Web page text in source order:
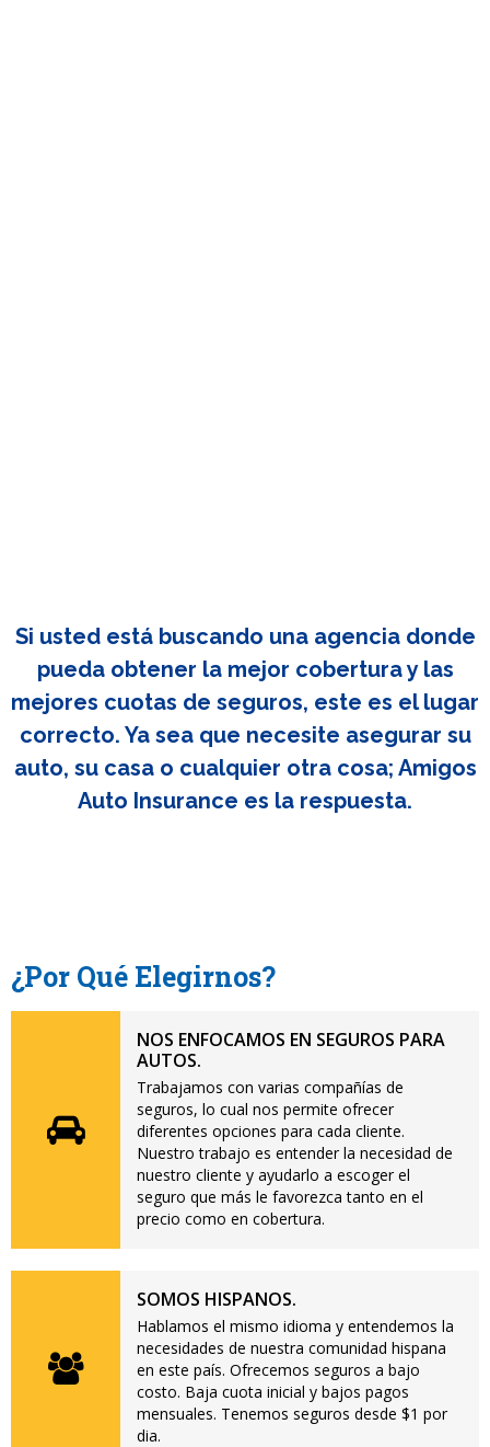
Si usted está buscando una agencia donde
pueda obtener la mejor cobertura y las
mejores cuotas de seguros, este es el lugar
correcto. Ya sea que necesite asegurar su
auto, su casa o cualquier otra cosa; Amigos
Auto Insurance es la respuesta.
¿Por Qué Elegirnos?
NOS ENFOCAMOS EN SEGUROS PARA
AUTOS.
Trabajamos con varias compañías de
seguros, lo cual nos permite ofrecer
diferentes opciones para cada cliente.
Nuestro trabajo es entender la necesidad de
nuestro cliente y ayudarlo a escoger el
seguro que más le favorezca tanto en el
precio como en cobertura.
SOMOS HISPANOS.
Hablamos el mismo idioma y entendemos la
necesidades de nuestra comunidad hispana
en este país. Ofrecemos seguros a bajo
costo. Baja cuota inicial y bajos pagos
mensuales. Tenemos seguros desde $1 por
dia.